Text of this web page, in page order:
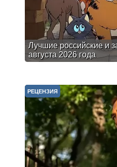
Лучшие российские и
августа 2026 года
РЕЦЕНЗИЯ